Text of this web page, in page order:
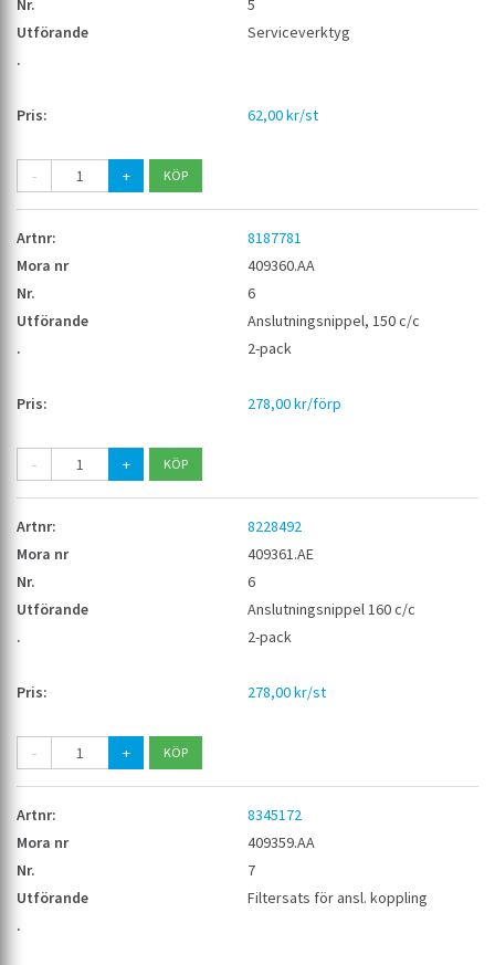
5
Serviceverktyg
62,00 kr/st
- +
8187781
409360.AA
6
Anslutningsnippel, 150 c/c
2-pack
278,00 kr/förp
- +
8228492
409361.AE
6
Anslutningsnippel 160 c/c
2-pack
278,00 kr/st
- +
8345172
409359.AA
7
Filtersats för ansl. koppling